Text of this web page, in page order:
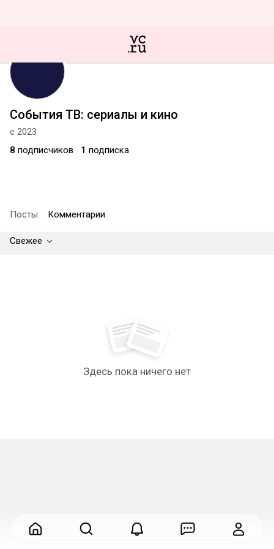
События ТВ: сериалы и кино
с 2023
8 подписчиков 1 подписка
Посты Комментарии
Свежее
Здесь пока ничего нет